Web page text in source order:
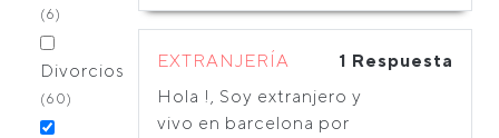
(6)
Divorcios
(60)
EXTRANJERÍA
1 Respuesta
Hola !, Soy extranjero y
vivo en barcelona por